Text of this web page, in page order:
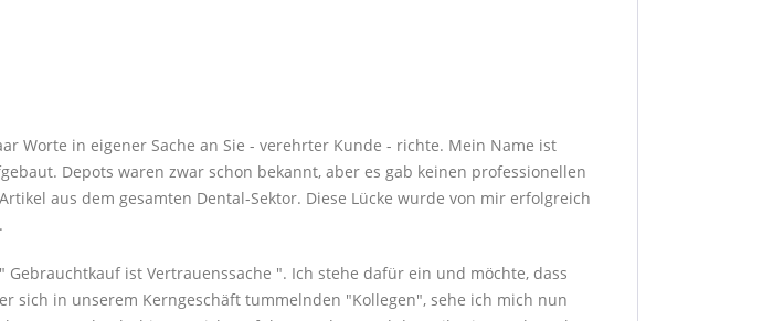
Worte in eigener Sache an Sie - verehrter Kunde - richte. Mein Name ist
Depots waren zwar schon bekannt, aber es gab keinen professionellen
aus dem gesamten Dental-Sektor. Diese Lücke wurde von mir erfolgreich
ist Vertrauenssache ". Ich stehe dafür ein und möchte, dass
sich in unserem Kerngeschäft tummelnden "Kollegen", sehe ich mich nun